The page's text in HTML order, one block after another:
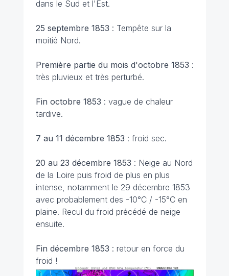
dans le Sud et l'Est.
25 septembre 1853 : Tempête sur la
moitié Nord.
Première partie du mois d'octobre 1853 :
très pluvieux et très perturbé.
Fin octobre 1853 : vague de chaleur
tardive.
7 au 11 décembre 1853 : froid sec.
20 au 23 décembre 1853 : Neige au Nord
de la Loire puis froid de plus en plus
intense, notamment le 29 décembre 1853
avec probablement des -10°C / -15°C en
plaine. Recul du froid précédé de neige
ensuite.
Fin décembre 1853 : retour en force du
froid !